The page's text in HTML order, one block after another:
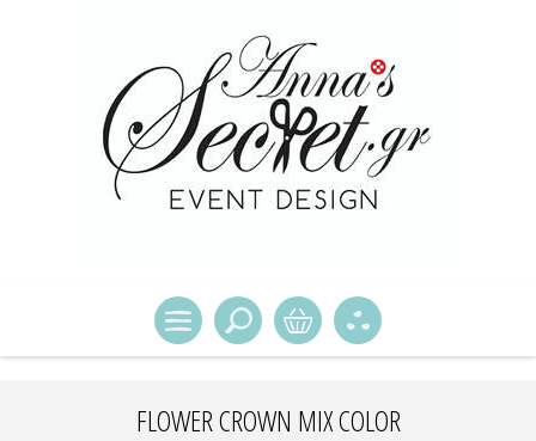
FLOWER CROWN MIX COLOR